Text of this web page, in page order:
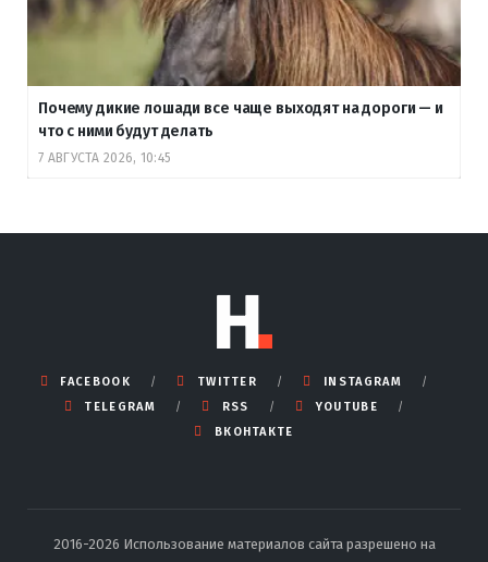
Почему дикие лошади все чаще выходят на дороги — и
что с ними будут делать
7 АВГУСТА 2026, 10:45
FACEBOOK TWITTER
INSTAGRAM
TELEGRAM
RSS
YOUTUBE
ВКОНТАКТЕ
2016-2026 Использование материалов сайта разрешено на